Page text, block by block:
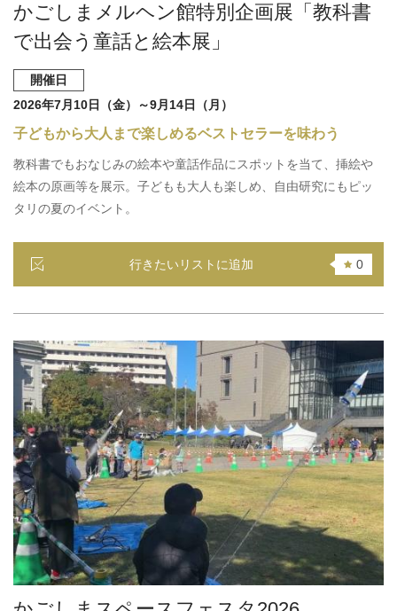
かごしまメルヘン館特別企画展「教科書
で出会う童話と絵本展」
開催日
2026年7月10日（金）～9月14日（月）
子どもから大人まで楽しめるベストセラーを味わう
教科書でもおなじみの絵本や童話作品にスポットを当て、挿絵や
絵本の原画等を展示。子どもも大人も楽しめ、自由研究にもピッ
タリの夏のイベント。
行きたいリストに追加 0